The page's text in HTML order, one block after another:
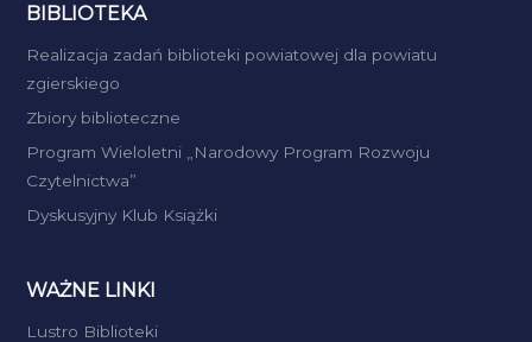
BIBLIOTEKA
Realizacja zadań biblioteki powiatowej dla powiatu
zgierskiego
Zbiory biblioteczne
Program Wieloletni „Narodowy Program Rozwoju
Czytelnictwa”
Dyskusyjny Klub Książki
WAŻNE LINKI
Lustro Biblioteki